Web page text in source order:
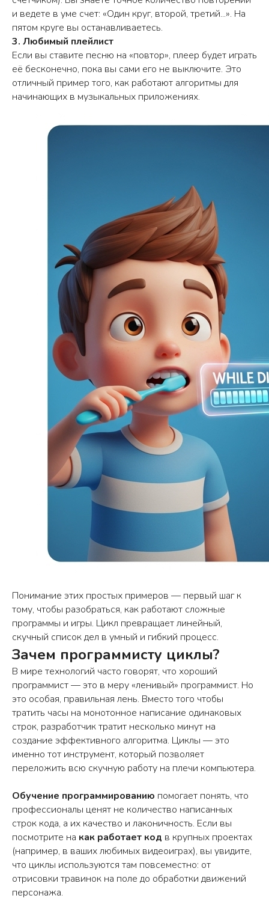
и ведете в уме счет: «Один круг, второй, третий...». На
пятом круге вы останавливаетесь.
3. Любимый плейлист
Если вы ставите песню на «повтор», плеер будет играть
её бесконечно, пока вы сами его не выключите. Это
отличный пример того, как работают алгоритмы для
начинающих в музыкальных приложениях.
Понимание этих простых примеров — первый шаг к
тому, чтобы разобраться, как работают сложные
программы и игры. Цикл превращает линейный,
скучный список дел в умный и гибкий процесс.
Зачем программисту циклы?
В мире технологий часто говорят, что хороший
программист — это в меру «ленивый» программист. Но
это особая, правильная лень. Вместо того чтобы
тратить часы на монотонное написание одинаковых
строк, разработчик тратит несколько минут на
создание эффективного алгоритма. Циклы — это
именно тот инструмент, который позволяет
переложить всю скучную работу на плечи компьютера.
Обучение программированию помогает понять, что
профессионалы ценят не количество написанных
строк кода, а их качество и лаконичность. Если вы
посмотрите на как работает код в крупных проектах
(например, в ваших любимых видеоиграх), вы увидите,
что циклы используются там повсеместно: от
отрисовки травинок на поле до обработки движений
персонажа.